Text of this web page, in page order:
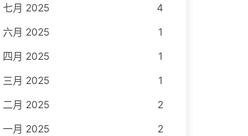
七月 2025
4
六月 2025
1
四月 2025
1
三月 2025
1
二月 2025
2
一月 2025
2